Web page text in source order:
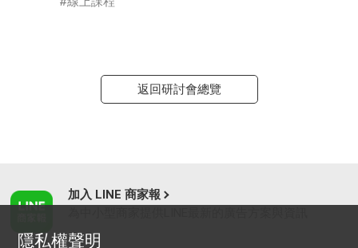
返回研討會總覽
加入 LINE 商家報
隱私權聲明